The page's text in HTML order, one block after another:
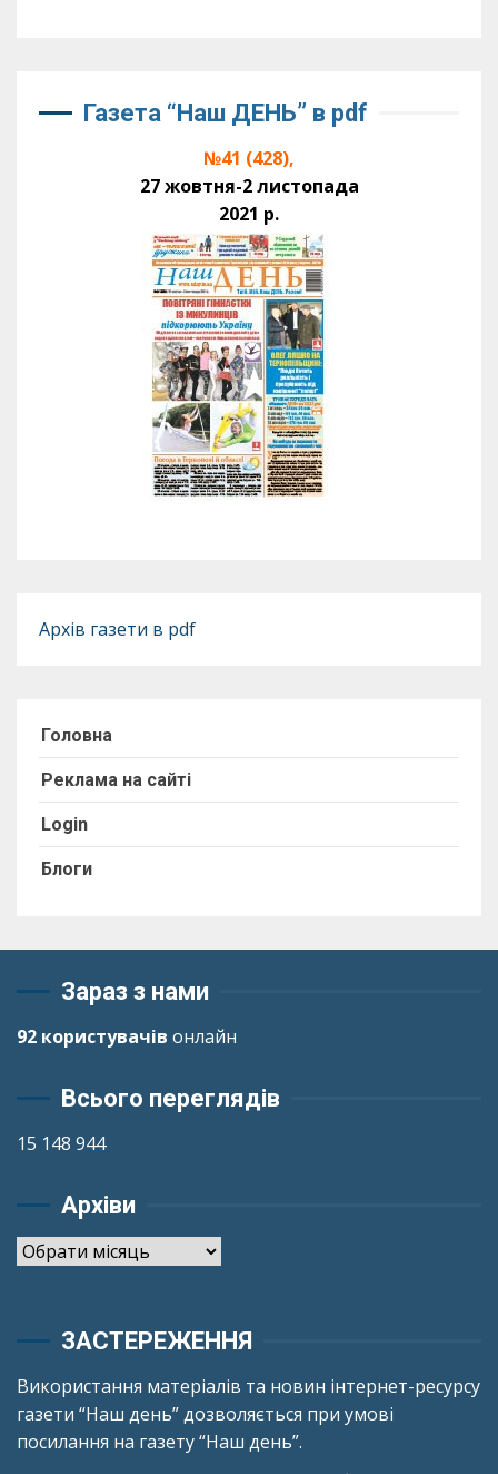
Газета “Наш ДЕНЬ” в pdf
№41 (428),
27 жовтня-2 листопада
2021 р.
Архів газети в pdf
Головна
Реклама на сайті
Login
Блоги
Зараз з нами
92 користувачів онлайн
Всього переглядів
15 148 944
Архіви
Архіви
ЗАСТЕРЕЖЕННЯ
Використання матеріалів та новин інтернет-ресурсу
газети “Наш день” дозволяється при умові
посилання на газету “Наш день”.